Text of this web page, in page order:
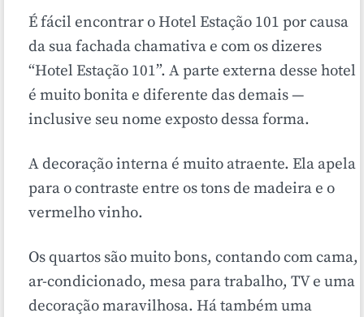
É fácil encontrar o Hotel Estação 101 por causa
da sua fachada chamativa e com os dizeres
“Hotel Estação 101”. A parte externa desse hotel
é muito bonita e diferente das demais —
inclusive seu nome exposto dessa forma.
A decoração interna é muito atraente. Ela apela
para o contraste entre os tons de madeira e o
vermelho vinho.
Os quartos são muito bons, contando com cama,
ar-condicionado, mesa para trabalho, TV e uma
decoração maravilhosa. Há também uma